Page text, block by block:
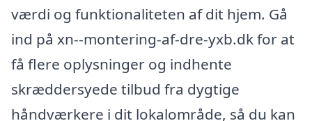
værdi og funktionaliteten af dit hjem. Gå
ind på xn--montering-af-dre-yxb.dk for at
få flere oplysninger og indhente
skræddersyede tilbud fra dygtige
håndværkere i dit lokalområde, så du kan